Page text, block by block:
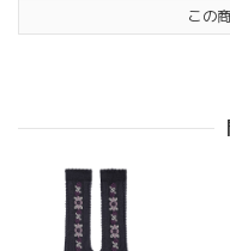
この